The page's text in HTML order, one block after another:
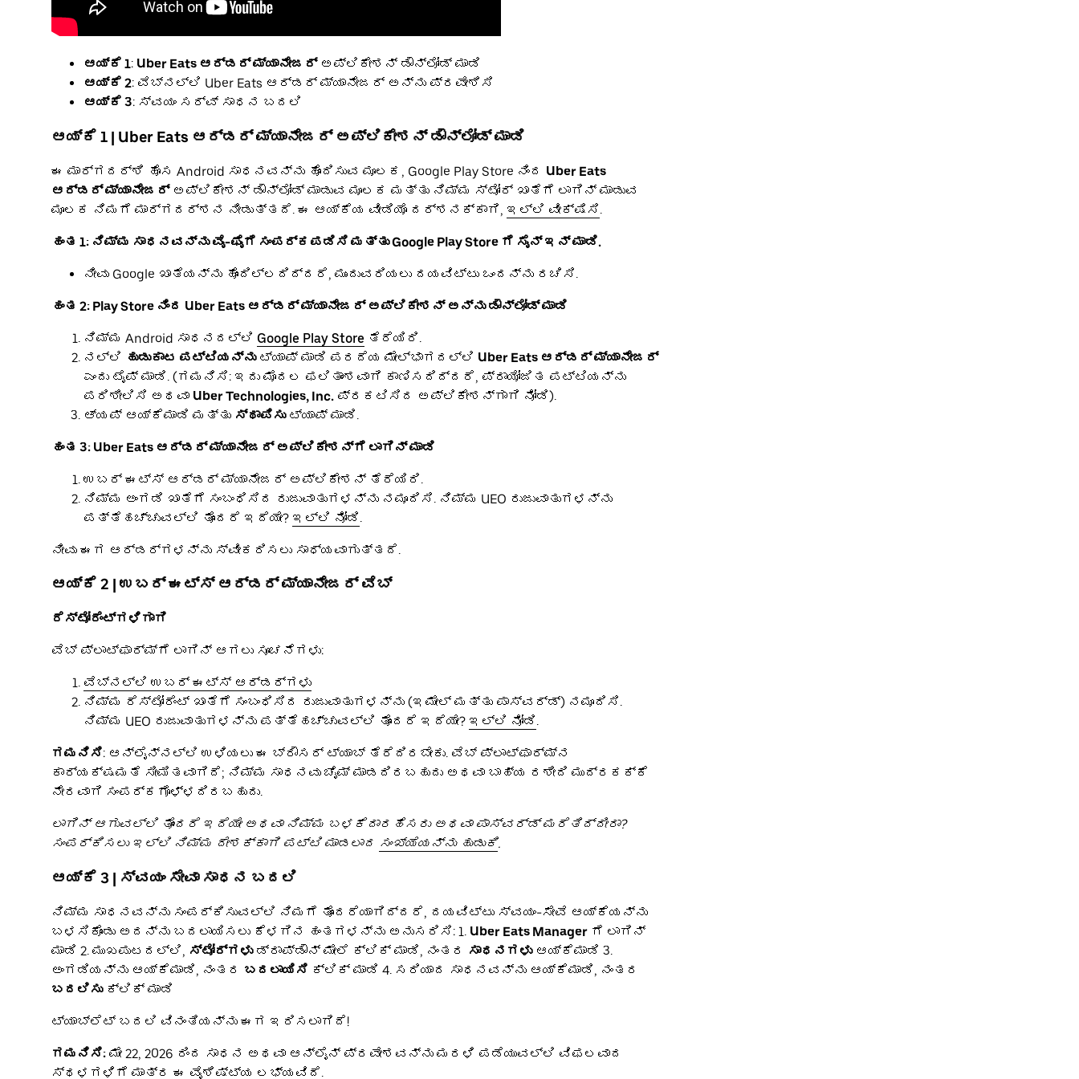
ಆಯ್ಕೆ 1: Uber Eats ಆರ್ಡರ್ ಮ್ಯಾನೇಜರ್ಅಪ್ಲಿಕೇಶನ್ ಡೌನ್ಲೋಡ್ ಮಾಡಿ
ಆಯ್ಕೆ 2: ವೆಬ್ನಲ್ಲಿ Uber Eats ಆರ್ಡರ್ ಮ್ಯಾನೇಜರ್ ಅನ್ನು ಪ್ರವೇಶಿಸಿ
ಆಯ್ಕೆ 3: ಸ್ವಯಂ ಸರ್ವ್ ಸಾಧನ ಬದಲಿ
ಆಯ್ಕೆ 1 | Uber Eats ಆರ್ಡರ್ ಮ್ಯಾನೇಜರ್ ಅಪ್ಲಿಕೇಶನ್ ಡೌನ್ಲೋಡ್ ಮಾಡಿ
ಈ ಮಾರ್ಗದರ್ಶಿ ಹೊಸ Android ಸಾಧನವನ್ನು ಹೊಂದಿಸುವ ಮೂಲಕ, Google Play Store ನಿಂದ Uber Eats
ಆರ್ಡರ್ ಮ್ಯಾನೇಜರ್ಅಪ್ಲಿಕೇಶನ್ ಡೌನ್ಲೋಡ್ ಮಾಡುವ ಮೂಲಕ ಮತ್ತು ನಿಮ್ಮ ಸ್ಟೋರ್ ಖಾತೆಗೆ ಲಾಗಿನ್ ಮಾಡುವ
ಮೂಲಕ ನಿಮಗೆ ಮಾರ್ಗದರ್ಶನ ನೀಡುತ್ತದೆ. ಈ ಆಯ್ಕೆಯ ವೀಡಿಯೊ ದರ್ಶನಕ್ಕಾಗಿ, ಇಲ್ಲಿ ವೀಕ್ಷಿಸಿ.
ಹಂತ 1: ನಿಮ್ಮ ಸಾಧನವನ್ನು ವೈ-ಫೈಗೆ ಸಂಪರ್ಕಪಡಿಸಿ ಮತ್ತು Google Play Store ಗೆ ಸೈನ್ ಇನ್ ಮಾಡಿ.
ನೀವು Google ಖಾತೆಯನ್ನು ಹೊಂದಿಲ್ಲದಿದ್ದರೆ, ಮುಂದುವರಿಯಲು ದಯವಿಟ್ಟು ಒಂದನ್ನು ರಚಿಸಿ.
ಹಂತ 2: Play Store ನಿಂದ Uber Eats ಆರ್ಡರ್ ಮ್ಯಾನೇಜರ್ ಅಪ್ಲಿಕೇಶನ್ ಅನ್ನು ಡೌನ್ಲೋಡ್ ಮಾಡಿ
ನಿಮ್ಮ Android ಸಾಧನದಲ್ಲಿ Google Play Store ತೆರೆಯಿರಿ.
ನಲ್ಲಿ ಹುಡುಕಾಟ ಪಟ್ಟಿಯನ್ನುಟ್ಯಾಪ್ ಮಾಡಿ ಪರದೆಯ ಮೇಲ್ಭಾಗದಲ್ಲಿ Uber Eats ಆರ್ಡರ್ ಮ್ಯಾನೇಜರ್
ಎಂದು ಟೈಪ್ ಮಾಡಿ. (ಗಮನಿಸಿ: ಇದು ಮೊದಲ ಫಲಿತಾಂಶವಾಗಿ ಕಾಣಿಸದಿದ್ದರೆ, ಪ್ರಾಯೋಜಿತ ಪಟ್ಟಿಯನ್ನು
ಪರಿಶೀಲಿಸಿ ಅಥವಾ Uber Technologies, Inc. ಪ್ರಕಟಿಸಿದ ಅಪ್ಲಿಕೇಶನ್ಗಾಗಿ ನೋಡಿ).
ಆ್ಯಪ್ ಆಯ್ಕೆಮಾಡಿ ಮತ್ತು ಸ್ಥಾಪಿಸುಟ್ಯಾಪ್ ಮಾಡಿ.
ಹಂತ 3: Uber Eats ಆರ್ಡರ್ ಮ್ಯಾನೇಜರ್ ಅಪ್ಲಿಕೇಶನ್ಗೆ ಲಾಗಿನ್ ಮಾಡಿ
ಉಬರ್ ಈಟ್ಸ್ ಆರ್ಡರ್ ಮ್ಯಾನೇಜರ್ ಅಪ್ಲಿಕೇಶನ್ ತೆರೆಯಿರಿ.
ನಿಮ್ಮ ಅಂಗಡಿ ಖಾತೆಗೆ ಸಂಬಂಧಿಸಿದ ರುಜುವಾತುಗಳನ್ನು ನಮೂದಿಸಿ. ನಿಮ್ಮ UEO ರುಜುವಾತುಗಳನ್ನು
ಪತ್ತೆಹಚ್ಚುವಲ್ಲಿ ತೊಂದರೆ ಇದೆಯೇ? ಇಲ್ಲಿ ನೋಡಿ.
ನೀವು ಈಗ ಆರ್ಡರ್ಗಳನ್ನು ಸ್ವೀಕರಿಸಲು ಸಾಧ್ಯವಾಗುತ್ತದೆ.
ಆಯ್ಕೆ 2 | ಉಬರ್ ಈಟ್ಸ್ ಆರ್ಡರ್ ಮ್ಯಾನೇಜರ್ ವೆಬ್
ರೆಸ್ಟೋರೆಂಟ್ಗಳಿಗಾಗಿ
ವೆಬ್ ಪ್ಲಾಟ್ಫಾರ್ಮ್ಗೆ ಲಾಗಿನ್ ಆಗಲು ಸೂಚನೆಗಳು:
ವೆಬ್ನಲ್ಲಿ ಉಬರ್ ಈಟ್ಸ್ ಆರ್ಡರ್ಗಳು
ನಿಮ್ಮ ರೆಸ್ಟೋರೆಂಟ್ ಖಾತೆಗೆ ಸಂಬಂಧಿಸಿದ ರುಜುವಾತುಗಳನ್ನು (ಇಮೇಲ್ ಮತ್ತು ಪಾಸ್ವರ್ಡ್) ನಮೂದಿಸಿ.
ನಿಮ್ಮ UEO ರುಜುವಾತುಗಳನ್ನು ಪತ್ತೆಹಚ್ಚುವಲ್ಲಿ ತೊಂದರೆ ಇದೆಯೇ? ಇಲ್ಲಿ ನೋಡಿ.
ಗಮನಿಸಿ: ಆನ್ಲೈನ್ನಲ್ಲಿ ಉಳಿಯಲು ಈ ಬ್ರೌಸರ್ ಟ್ಯಾಬ್ ತೆರೆದಿರಬೇಕು. ವೆಬ್ ಪ್ಲಾಟ್ಫಾರ್ಮ್ನ
ಕಾರ್ಯಕ್ಷಮತೆ ಸೀಮಿತವಾಗಿದೆ; ನಿಮ್ಮ ಸಾಧನವು ಚೈಮ್ ಮಾಡದಿರಬಹುದು ಅಥವಾ ಬಾಹ್ಯ ರಶೀದಿ ಮುದ್ರಕಕ್ಕೆ
ನೇರವಾಗಿ ಸಂಪರ್ಕಗೊಳ್ಳದಿರಬಹುದು.
ಲಾಗಿನ್ ಆಗುವಲ್ಲಿ ತೊಂದರೆ ಇದೆಯೇ ಅಥವಾ ನಿಮ್ಮ ಬಳಕೆದಾರಹೆಸರು ಅಥವಾ ಪಾಸ್ವರ್ಡ್ ಮರೆತಿದ್ದೀರಾ?
ಸಂಪರ್ಕಿಸಲು ಇಲ್ಲಿ ನಿಮ್ಮ ದೇಶಕ್ಕಾಗಿ ಪಟ್ಟಿ ಮಾಡಲಾದ ಸಂಖ್ಯೆಯನ್ನು ಹುಡುಕಿ.
ಆಯ್ಕೆ 3 | ಸ್ವಯಂ ಸೇವಾ ಸಾಧನ ಬದಲಿ
ನಿಮ್ಮ ಸಾಧನವನ್ನು ಸಂಪರ್ಕಿಸುವಲ್ಲಿ ನಿಮಗೆ ತೊಂದರೆಯಾಗಿದ್ದರೆ, ದಯವಿಟ್ಟು ಸ್ವಯಂ-ಸೇವೆ ಆಯ್ಕೆಯನ್ನು
ಬಳಸಿಕೊಂಡು ಅದನ್ನು ಬದಲಾಯಿಸಲು ಕೆಳಗಿನ ಹಂತಗಳನ್ನು ಅನುಸರಿಸಿ: 1. Uber Eats Manager ಗೆ ಲಾಗಿನ್
ಮಾಡಿ 2. ಮುಖಪುಟದಲ್ಲಿ, ಸ್ಟೋರ್ಗಳುಡ್ರಾಪ್ಡೌನ್ ಮೇಲೆ ಕ್ಲಿಕ್ ಮಾಡಿ, ನಂತರ ಸಾಧನಗಳುಆಯ್ಕೆಮಾಡಿ 3.
ಅಂಗಡಿಯನ್ನು ಆಯ್ಕೆಮಾಡಿ, ನಂತರ ಬದಲಾಯಿಸಿ ಕ್ಲಿಕ್ ಮಾಡಿ 4. ಸರಿಯಾದ ಸಾಧನವನ್ನು ಆಯ್ಕೆಮಾಡಿ, ನಂತರ
ಬದಲಿಸುಕ್ಲಿಕ್ ಮಾಡಿ
ಟ್ಯಾಬ್ಲೆಟ್ ಬದಲಿ ವಿನಂತಿಯನ್ನು ಈಗ ಇರಿಸಲಾಗಿದೆ!
ಗಮನಿಸಿ: ಮೇ 22, 2026 ರಿಂದ ಸಾಧನ ಅಥವಾ ಆನ್ಲೈನ್ ಪ್ರವೇಶವನ್ನು ಮರಳಿ ಪಡೆಯುವಲ್ಲಿ ವಿಫಲವಾದ
ಸ್ಥಳಗಳಿಗೆ ಮಾತ್ರ ಈ ವೈಶಿಷ್ಟ್ಯ ಲಭ್ಯವಿದೆ.